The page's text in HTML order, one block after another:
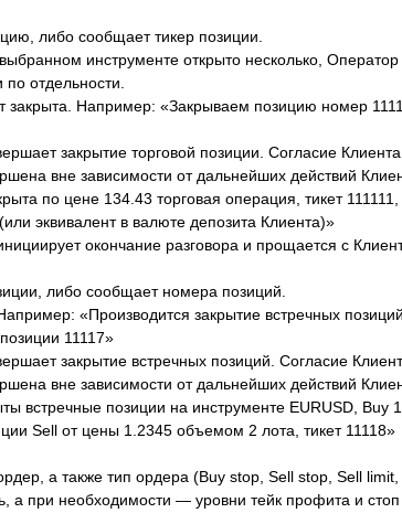
либо сообщает тикер позиции.
инструменте открыто несколько,
отдельности.
Например: «Закрываем позицию номер
закрытие торговой позиции. Согласие
вне зависимости от дальнейших действий
по цене 134.43 торговая операция, тикет 111111,
эквивалент в валюте депозита Клиента)»
окончание разговора и прощается с
либо сообщает номера позиций.
«Производится закрытие встречных
11117»
закрытие встречных позиций. Согласие
вне зависимости от дальнейших действий
позиции на инструменте EURUSD, Buy 1
Sell от цены 1.2345 объемом 2 лота, тикет 11118»
а также тип ордера (Buy stop, Sell stop, Sell limit,
а при необходимости — уровни тейк профита и стоп